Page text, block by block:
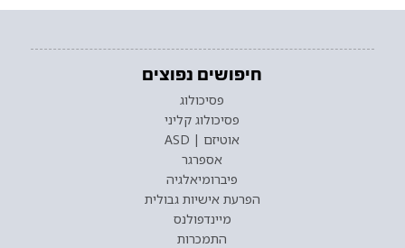
חיפושים נפוצים
פסיכולוג
פסיכולוג קליני
אוטיזם | ASD
אספרגר
פיברומיאלגיה
הפרעת אישיות גבולית
מיינדפולנס
התמכרות